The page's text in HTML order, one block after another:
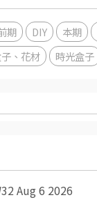
期 DIY 本期
、花材 時光盒子
Aug 6 2026